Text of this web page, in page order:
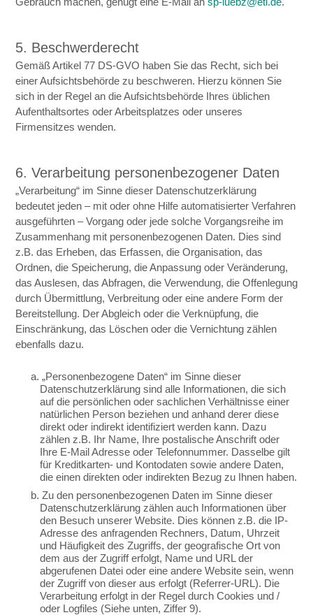
5. Beschwerderecht
Gemäß Artikel 77 DS-GVO haben Sie das Recht, sich bei
einer Aufsichtsbehörde zu beschweren. Hierzu können Sie
sich in der Regel an die Aufsichtsbehörde Ihres üblichen
Aufenthaltsortes oder Arbeitsplatzes oder unseres
Firmensitzes wenden.
6. Verarbeitung personenbezogener Daten
„Verarbeitung“ im Sinne dieser Datenschutzerklärung
bedeutet jeden – mit oder ohne Hilfe automatisierter Verfahren
ausgeführten – Vorgang oder jede solche Vorgangsreihe im
Zusammenhang mit personenbezogenen Daten. Dies sind
z.B. das Erheben, das Erfassen, die Organisation, das
Ordnen, die Speicherung, die Anpassung oder Veränderung,
das Auslesen, das Abfragen, die Verwendung, die Offenlegung
durch Übermittlung, Verbreitung oder eine andere Form der
Bereitstellung. Der Abgleich oder die Verknüpfung, die
Einschränkung, das Löschen oder die Vernichtung zählen
ebenfalls dazu.
a. „Personenbezogene Daten“ im Sinne dieser
Datenschutzerklärung sind alle Informationen, die sich
auf die persönlichen oder sachlichen Verhältnisse einer
natürlichen Person beziehen und anhand derer diese
direkt oder indirekt identifiziert werden kann. Dazu
zählen z.B. Ihr Name, Ihre postalische Anschrift oder
Ihre E-Mail Adresse oder Telefonnummer. Dasselbe gilt
für Kreditkarten- und Kontodaten sowie andere Daten,
die einen direkten oder indirekten Bezug zu Ihnen haben.
b. Zu den personenbezogenen Daten im Sinne dieser
Datenschutzerklärung zählen auch Informationen über
den Besuch unserer Website. Dies können z.B. die IP-
Adresse des anfragenden Rechners, Datum, Uhrzeit
und Häufigkeit des Zugriffs, der geografische Ort von
dem aus der Zugriff erfolgt, Name und URL der
abgerufenen Datei oder eine andere Website sein, wenn
der Zugriff von dieser aus erfolgt (Referrer-URL). Die
Verarbeitung erfolgt in der Regel durch Cookies und /
oder Logfiles (Siehe unten, Ziffer 9).